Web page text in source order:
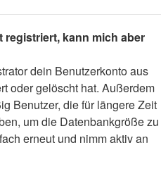
registriert, kann mich aber
dein Benutzerkonto aus
oder gelöscht hat. Außerdem
Benutzer, die für längere Zeit
um die Datenbankgröße zu
erneut und nimm aktiv an